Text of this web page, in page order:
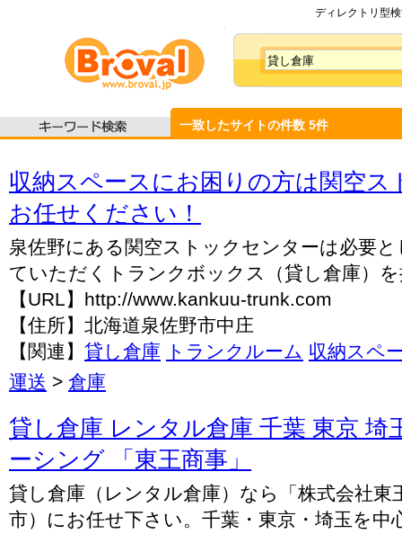
ディレクトリ型
一致したサイトの件数 5件
収納スペースにお困りの方は関空ス
お任せください！
泉佐野にある関空ストックセンターは必要
ていただくトランクボックス（貸し倉庫）
【URL】http://www.kankuu-trunk.com
【住所】北海道泉佐野市中庄
【関連】 貸し倉庫 トランクルーム 収納スペ
運送 > 倉庫
貸し倉庫 レンタル倉庫 千葉 東京 埼
ーシング 「東王商事」
貸し倉庫（レンタル倉庫）なら「株式会社東
市）にお任せ下さい。千葉・東京・埼玉を中